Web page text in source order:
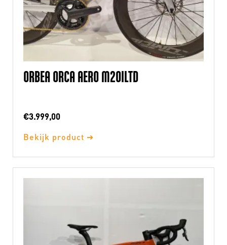
ORBEA ORCA AERO M20ILTD
€3.999,00
Bekijk product ➔